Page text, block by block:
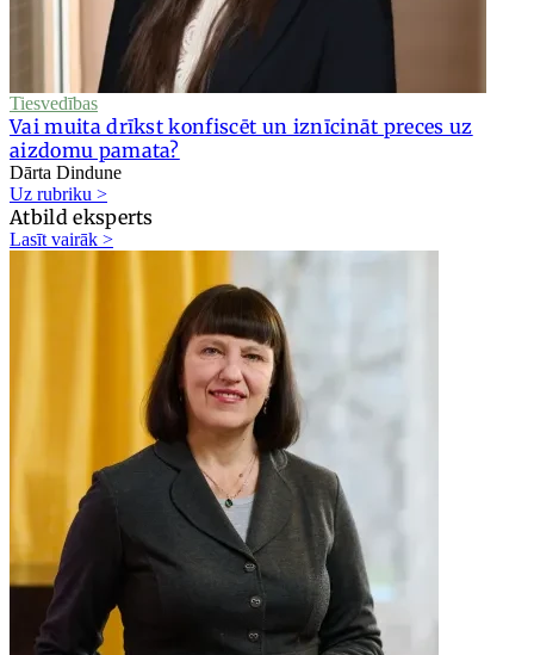
Tiesvedības
Vai muita drīkst konfiscēt un iznīcināt preces uz
aizdomu pamata?
Dārta Dindune
Uz rubriku >
Atbild eksperts
Lasīt vairāk >